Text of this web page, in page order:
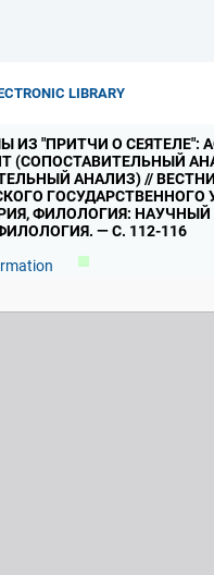
LIBRARY
ИЗ "ПРИТЧИ О СЕЯТЕЛЕ":
(СОПОСТАВИТЕЛЬНЫЙ
АНАЛИЗ) //
ГОСУДАРСТВЕННОГО
ФИЛОЛОГИЯ:
— С. 112-116